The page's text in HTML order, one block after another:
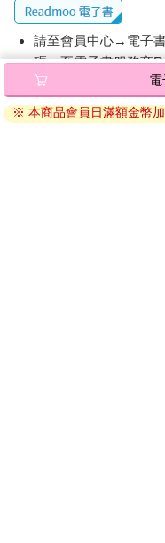
徒勞。與其如此，還不如
資料。」
讀到這裡，各位說不定會
「就算要提問，一時半刻
那是自然的，冷不防和人
張的內向型業務員，根本
請至會員中心→電子
碼』至電子書服務商
退換貨須知：
因版權保護，您在金